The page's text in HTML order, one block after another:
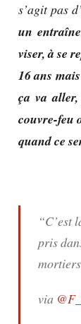
s’agit pas
un
viser, à se
16 ans
ça va
couvre-feu
quand ce
“C’est
pris
via